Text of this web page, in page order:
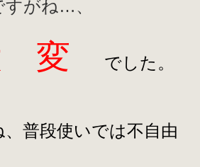
がね…、
変 でした。
普段使いでは不自由